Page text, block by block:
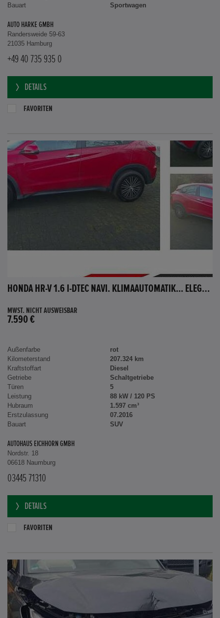
Bauart
Sportwagen
AUTO HARKE GMBH
Randersweide 59-63
21035 Hamburg
+49 40 735 935 0
DETAILS
FAVORITEN
HONDA HR-V 1.6 I-DTEC NAVI. KLIMAAUTOMATIK... ELEGANCE
MWST. NICHT AUSWEISBAR
7.590 €
Außenfarbe
rot
Kilometerstand
207.324 km
Kraftstoffart
Diesel
Getriebe
Schaltgetriebe
Türen
5
Leistung
88 kW / 120 PS
Hubraum
1.597 cm³
Erstzulassung
07.2016
Bauart
SUV
AUTOHAUS EICHHORN GMBH
Nordstr. 18
06618 Naumburg
03445 71310
DETAILS
FAVORITEN